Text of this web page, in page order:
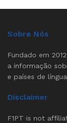
Sobre Nós
Fundado em
a informação
e países de
Disclaimer
F1PT is not